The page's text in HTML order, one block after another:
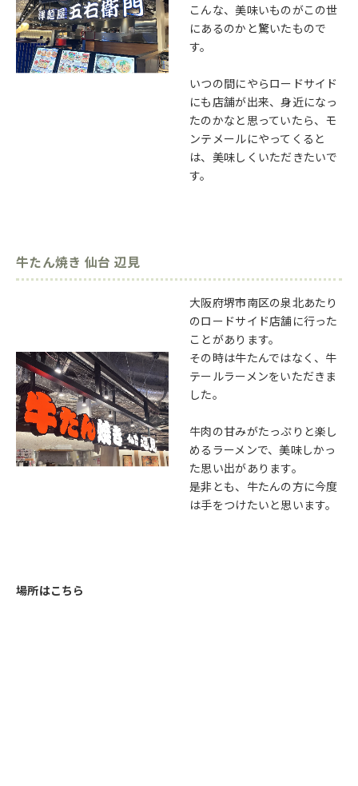
こんな、美味いものがこの世
にあるのかと驚いたもので
す。
いつの間にやらロードサイド
にも店舗が出来、身近になっ
たのかなと思っていたら、モ
ンテメールにやってくると
は、美味しくいただきたいで
す。
牛たん焼き 仙台 辺見
大阪府堺市南区の泉北あたり
のロードサイド店舗に行った
ことがあります。
その時は牛たんではなく、牛
テールラーメンをいただきま
した。
牛肉の甘みがたっぷりと楽し
めるラーメンで、美味しかっ
た思い出があります。
是非とも、牛たんの方に今度
は手をつけたいと思います。
場所はこちら